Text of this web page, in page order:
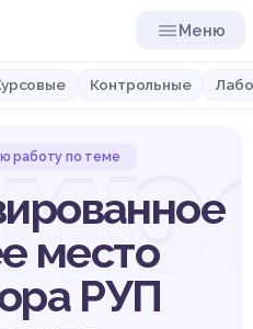
Меню
Контрольные
работу по теме
место
РУП